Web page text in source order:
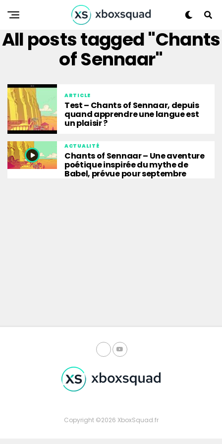
All posts tagged "Chants
of Sennaar"
ARTICLE
Test – Chants of Sennaar, depuis
quand apprendre une langue est
un plaisir ?
ACTUALITÉ
Chants of Sennaar – Une aventure
poétique inspirée du mythe de
Babel, prévue pour septembre
Copyright ©2026 XboxSquad.fr